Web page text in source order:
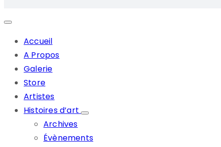
Accueil
A Propos
Galerie
Store
Artistes
Histoires d’art
Archives
Évènements